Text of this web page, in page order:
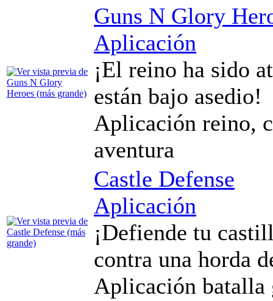
Guns N Glory
Aplicación
¡El reino ha sido
están bajo asedio!
Aplicación reino,
aventura
Castle Defense
Aplicación
¡Defiende tu
contra una horda
Aplicación batalla